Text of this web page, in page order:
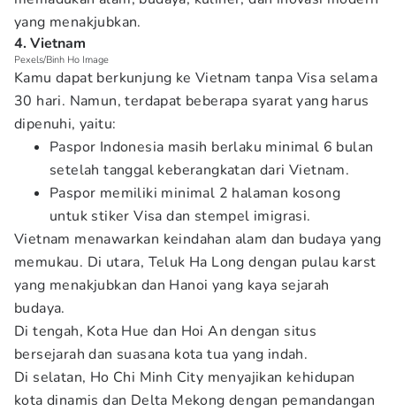
yang menakjubkan.
4. Vietnam
Pexels/Binh Ho Image
Kamu dapat berkunjung ke Vietnam tanpa Visa selama
30 hari. Namun, terdapat beberapa syarat yang harus
dipenuhi, yaitu:
Paspor Indonesia masih berlaku minimal 6 bulan
setelah tanggal keberangkatan dari Vietnam.
Paspor memiliki minimal 2 halaman kosong
untuk stiker Visa dan stempel imigrasi.
Vietnam menawarkan keindahan alam dan budaya yang
memukau. Di utara, Teluk Ha Long dengan pulau karst
yang menakjubkan dan Hanoi yang kaya sejarah
budaya.
Di tengah, Kota Hue dan Hoi An dengan situs
bersejarah dan suasana kota tua yang indah.
Di selatan, Ho Chi Minh City menyajikan kehidupan
kota dinamis dan Delta Mekong dengan pemandangan